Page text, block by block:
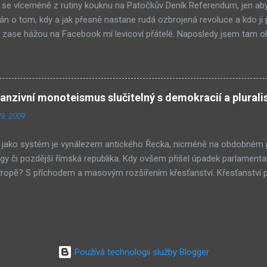
víceméně z rutiny kouknu na Patočkův Deník Referendum, jen
o tom, kdy a jak přesně nastane rudá ozbrojená revoluce a kdo ji
hážou na Facebook mí levicoví přátelé. Naposledy jsem tam
snímek Auto*Mat nevyhrál ani jednu z cen. Takové jednání
Nicméně po přečtení obou článků celkem snadno zjistíte, že je
a hned potom ZDE . Po nastudování tématu si pojďme položit
z porotců, architekt Milunić, řekl redaktorovi Deníku
Drobila, že film Auto*Mat nesmí vyhrát. Nevzpomíná si však, kdo
monoteismus slučitelný s demokracií a
2009
systém je vynálezem antického Řecka, nicméně na obdobném
či pozdější římská republika. Kdy ovšem přišel úpadek
S příchodem a masovým rozšířením křesťanství. Křesťanství
sum game), tedy je-li A, není B a čím více A, tím méně B. Starší
se "mažou" dobrými skutky a naopak veškeré dobré skutky
způsob myšlení přinesl revoluci do pojímání zákona - zatímco do
Používá technologii služby Blogger